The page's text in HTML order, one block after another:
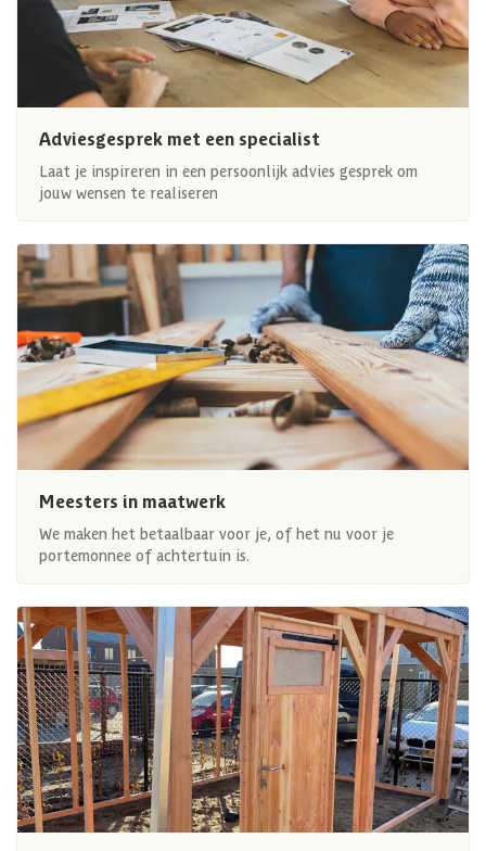
Adviesgesprek met een specialist
Laat je inspireren in een persoonlijk advies gesprek om
jouw wensen te realiseren
Meesters in maatwerk
We maken het betaalbaar voor je, of het nu voor je
portemonnee of achtertuin is.